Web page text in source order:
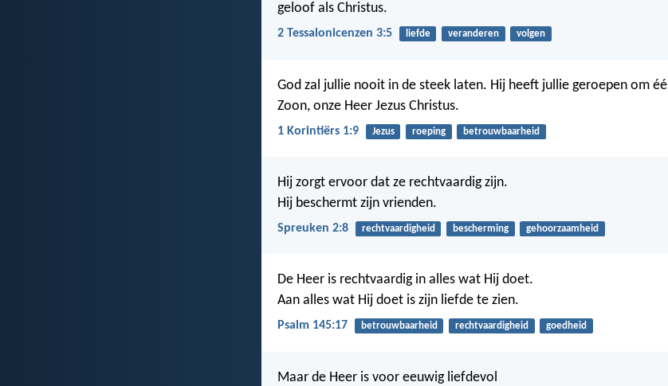
geloof als Christus.
2 Tessalonicenzen 3:5 liefde veranderen volgen
God zal jullie nooit in de steek laten. Hij heeft jullie geroepen om
Zoon, onze Heer Jezus Christus.
1 Korintiërs 1:9 Jezus roeping betrouwbaarheid
Hij zorgt ervoor dat ze rechtvaardig zijn.
Hij beschermt zijn vrienden.
Spreuken 2:8 rechtvaardigheid bescherming gehoorzaamheid
De Heer is rechtvaardig in alles wat Hij doet.
Aan alles wat Hij doet is zijn liefde te zien.
Psalm 145:17 betrouwbaarheid rechtvaardigheid goedheid
Maar de Heer is voor eeuwig liefdevol